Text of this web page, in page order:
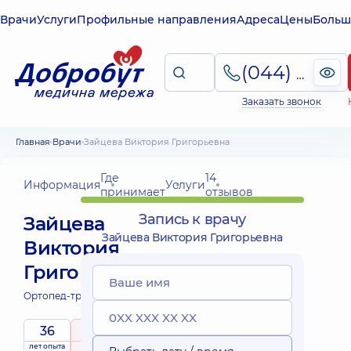
ВрачиУслугиПрофильные направленияАдресаЦены
(044) 495-2-888
Заказать звонок
Главная Врачи Зайцева Виктория Григорьевна
ИнформацияГде
принимаетУслуги14
отзывов
Зайцева
Виктория
Григорьевна
Ортопед-травматолог;
36
лет опыта
5 / 5
рейтингна основе
Запись к врачу
Зайцева Виктория Григорьевна